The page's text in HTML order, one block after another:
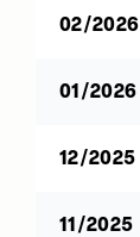
02/2026
01/2026
12/2025
11/2025